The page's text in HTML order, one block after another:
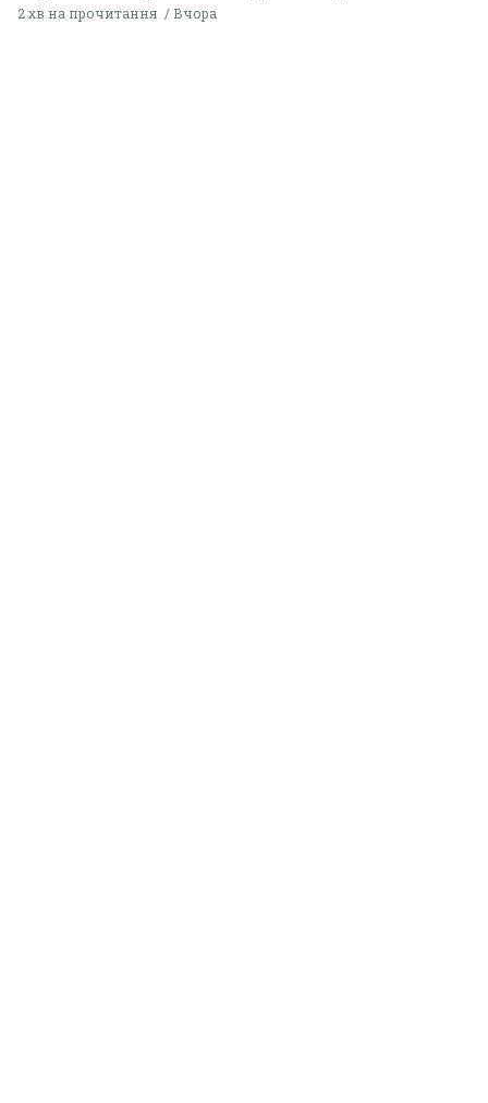
2 хв на прочитання Вчора